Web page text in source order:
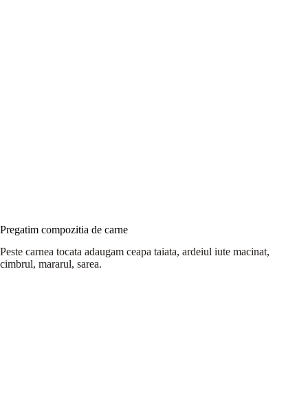
Pregatim compozitia de carne
Peste carnea tocata adaugam ceapa taiata, ardeiul iute macinat,
cimbrul, mararul, sarea.